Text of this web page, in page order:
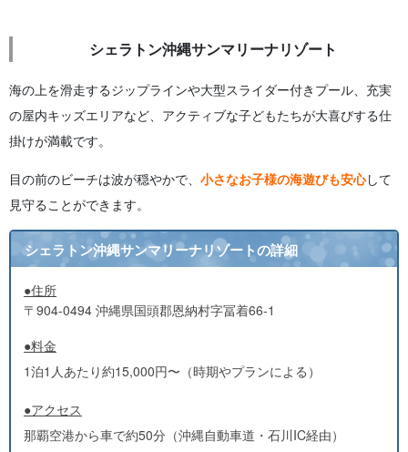
シェラトン沖縄サンマリーナリゾート
海の上を滑走するジップラインや大型スライダー付きプール、充実
の屋内キッズエリアなど、アクティブな子どもたちが大喜びする仕
掛けが満載です。
目の前のビーチは波が穏やかで、 小さなお子様の海遊びも安心して
見守ることができます。
シェラトン沖縄サンマリーナリゾートの詳細
●住所
〒904-0494 沖縄県国頭郡恩納村字冨着66-1
●料金
1泊1人あたり約15,000円〜（時期やプランによる）
●アクセス
那覇空港から車で約50分（沖縄自動車道・石川IC経由）